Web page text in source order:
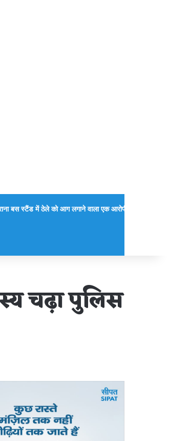
बस स्टैंड में ठेले को आग लगाने वाला एक आरोपी गिरफ्तार, दूसरे
चढ़ा पुलिस